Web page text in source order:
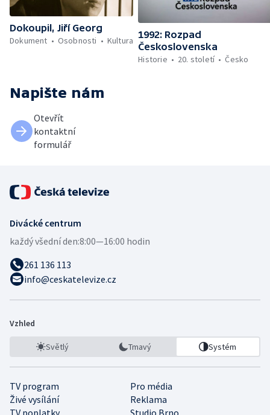
Dokoupil, Jiří Georg
Dokument
Osobnosti Kultura
1992: Rozpad
Československa
Historie
20. století Česko
Napište nám
Otevřít
kontaktní
formulář
Divácké centrum
každý všední den:8:00—16:00 hodin
261 136 113
info@ceskatelevize.cz
Vzhled
Světlý Tmavý Systém
TV program
Pro média
Živé vysílání
Reklama